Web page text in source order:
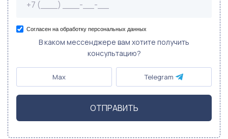
Согласен на обработку персональных данных
В каком мессенджере вам хотите получить
консультацию?
Max Telegram
ОТПРАВИТЬ